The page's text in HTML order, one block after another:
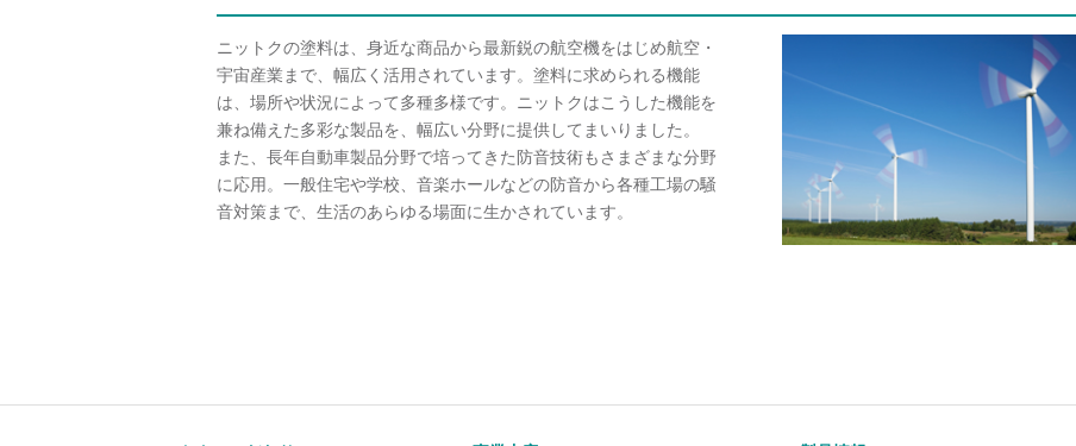
ニットクの塗料は、身近な商品から最新鋭の航空機をはじめ航空・
宇宙産業まで、幅広く活用されています。塗料に求められる機能
は、場所や状況によって多種多様です。ニットクはこうした機能を
兼ね備えた多彩な製品を、幅広い分野に提供してまいりました。
また、長年自動車製品分野で培ってきた防音技術もさまざまな分野
に応用。一般住宅や学校、音楽ホールなどの防音から各種工場の騒
音対策まで、生活のあらゆる場面に生かされています。